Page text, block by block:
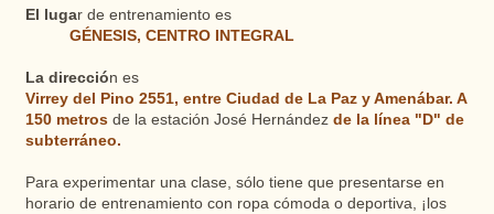
El lugar de entrenamiento es
GÉNESIS, CENTRO INTEGRAL
La dirección es
Virrey del Pino 2551, entre Ciudad de La Paz y Amenábar. A
150 metros de la estación José Hernández de la línea "D" de
subterráneo.
Para experimentar una clase, sólo tiene que presentarse en
horario de entrenamiento con ropa cómoda o deportiva, ¡los